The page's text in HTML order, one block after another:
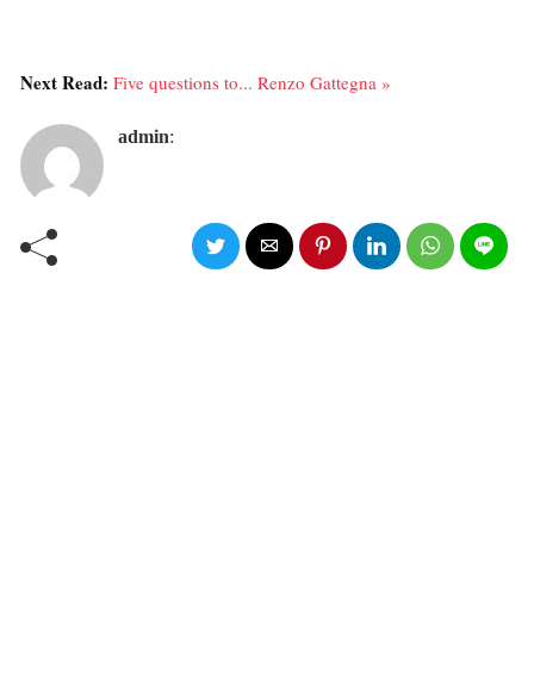
Next Read: Five questions to... Renzo Gattegna »
admin: